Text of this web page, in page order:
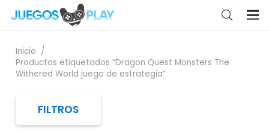
Inicio /
Productos etiquetados “Dragon Quest Monsters The
Withered World juego de estrategia”
FILTROS